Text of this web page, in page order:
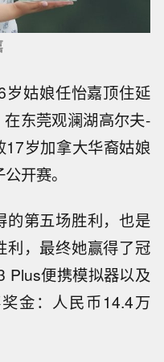
姑娘任怡嘉顶住延
东莞观澜湖高尔夫-
岁加拿大华裔姑娘
开赛。
的第五场胜利，也是
利，最终她赢得了冠
Plus便携模拟器以及
金：人民币14.4万